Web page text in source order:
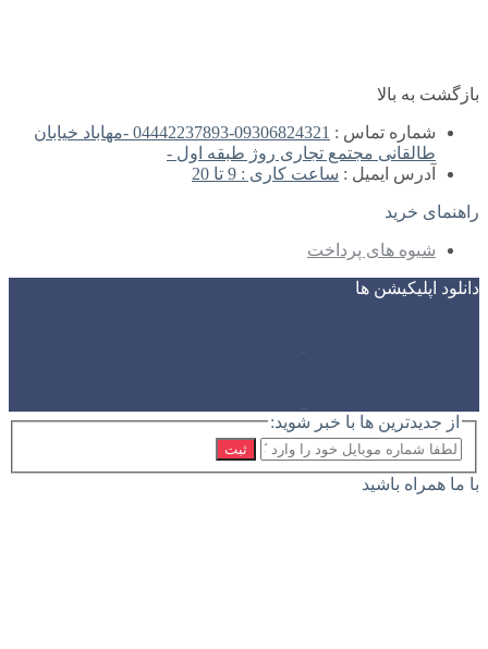
بازگشت به بالا
شماره تماس :
09306824321-04442237893 -مهاباد خیابان
طالقانی مجتمع تجاری روژ طبقه اول -
آدرس ایمیل : ساعت کاری : 9 تا 20
راهنمای خرید
شیوه های پرداخت
دانلود اپلیکیشن ها
از جدیدترین ها با خبر شوید:
ثبت
با ما همراه باشید